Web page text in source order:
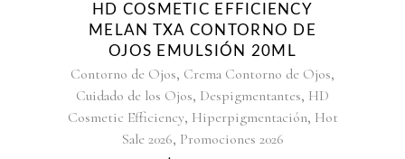
HD COSMETIC EFFICIENCY
MELAN TXA CONTORNO DE
OJOS EMULSIÓN 20ML
Contorno de Ojos, Crema Contorno de Ojos,
Cuidado de los Ojos, Despigmentantes, HD
Cosmetic Efficiency, Hiperpigmentación, Hot
Sale 2026, Promociones 2026